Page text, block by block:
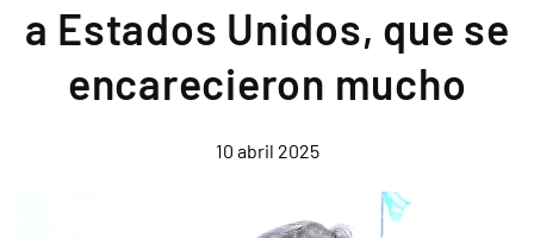
a Estados Unidos, que se
encarecieron mucho
10 abril 2025